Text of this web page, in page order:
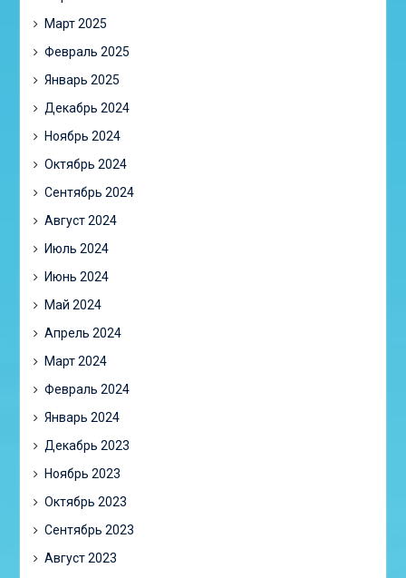
Март 2025
Февраль 2025
Январь 2025
Декабрь 2024
Ноябрь 2024
Октябрь 2024
Сентябрь 2024
Август 2024
Июль 2024
Июнь 2024
Май 2024
Апрель 2024
Март 2024
Февраль 2024
Январь 2024
Декабрь 2023
Ноябрь 2023
Октябрь 2023
Сентябрь 2023
Август 2023